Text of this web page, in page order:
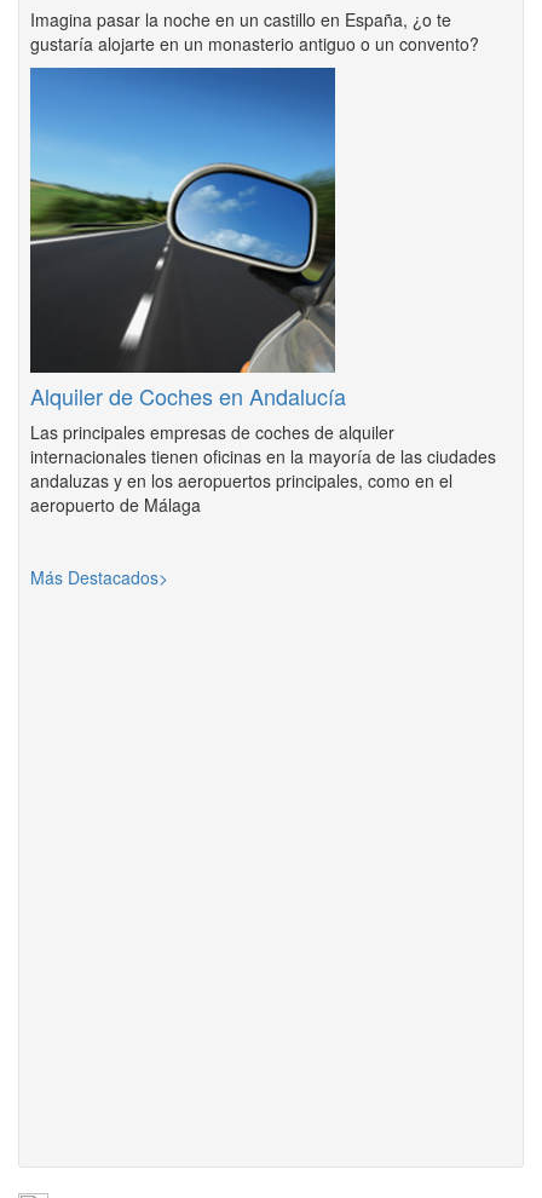
Imagina pasar la noche en un castillo en España, ¿o te
gustaría alojarte en un monasterio antiguo o un convento?
Alquiler de Coches en Andalucía
Las principales empresas de coches de alquiler
internacionales tienen oficinas en la mayoría de las ciudades
andaluzas y en los aeropuertos principales, como en el
aeropuerto de Málaga
Más Destacados>